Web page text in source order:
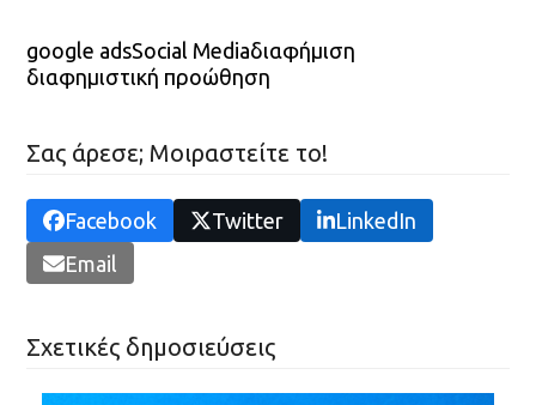
google adsSocial Mediaδιαφήμιση
διαφημιστική προώθηση
Σας άρεσε; Μοιραστείτε το!
Facebook Twitter
LinkedIn
Email
Σχετικές δημοσιεύσεις